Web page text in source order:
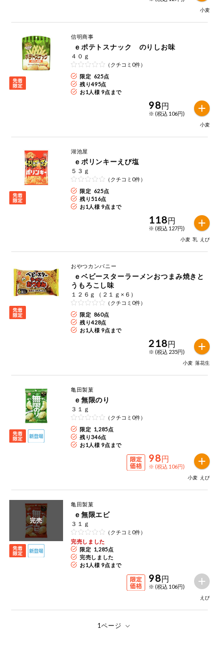
アプリのダウンロード
PC版サイトを表示
テキスト注文サイトを表示
コスメ＆ボデ
ベビー
衣料品
ペット
先着限定企画
スマート・ワ
ン注文
今週の新登場
トク
かんたん調理
ミールキット
オーガニック
ベビー・キッ
ズ関連
応
小麦
信明商事
ｅポテトスナック のりしお味
４０ｇ
（クチコミ0件）
限定 625点
残り495点
お1人様 9点まで
98円
※ (税込 106円)
小麦
湖池屋
ｅポリンキーえび塩
５３ｇ
（クチコミ0件）
限定 625点
残り 516点
お1人様 9点まで
118円
※ (税込 127円)
小麦 乳 えび
おやつカンパニー
うもろこし味
１２６ｇ（２１ｇ×６）
（クチコミ0件）
限定 860点
残り428点
お1人様 9点まで
218円
※ (税込 235円)
小麦 落花生
亀田製菓
ｅ無限のり
３１ｇ
（クチコミ0件）
限定 1,285点
残り346点
お1人様 9点まで
98円
※ (税込 106円)
小麦 えび
完売
亀田製菓
ｅ無限エビ
３１ｇ
（クチコミ0件）
完売しました
限定 1,285点
完売しました
お1人様 9点まで
98円
※ (税込 106円)
えび